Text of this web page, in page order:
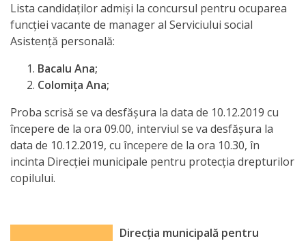
Planuri
de
activitate
Parteneriate
Proiecte
Rapoarte
activitate
Lista candidaţilor admişi la concursul pentru ocuparea
funcţiei vacante de manager al Serviciului social
Asistență personală:
Bacalu Ana;
Colomița Ana;
Proba scrisă se va desfăşura la data de 10.12.2019 cu
începere de la ora 09.00, interviul se va desfăşura la
data de 10.12.2019, cu începere de la ora 10.30, în
incinta Direcţiei municipale pentru protecţia drepturilor
copilului.
Direcţia municipală pentru